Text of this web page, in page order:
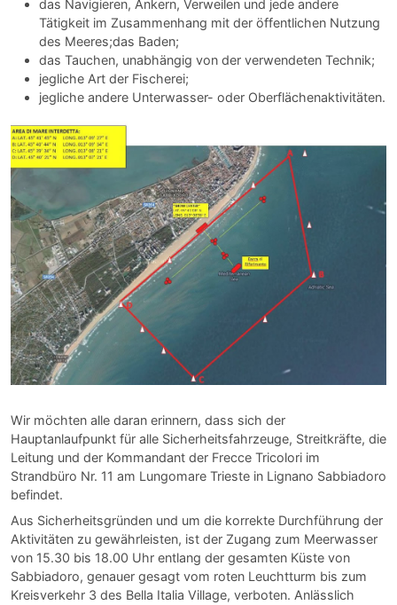
das Navigieren, Ankern, Verweilen und jede andere
Tätigkeit im Zusammenhang mit der öffentlichen Nutzung
des Meeres;das Baden;
das Tauchen, unabhängig von der verwendeten Technik;
jegliche Art der Fischerei;
jegliche andere Unterwasser- oder Oberflächenaktivitäten.
Wir möchten alle daran erinnern, dass sich der
Hauptanlaufpunkt für alle Sicherheitsfahrzeuge, Streitkräfte, die
Leitung und der Kommandant der Frecce Tricolori im
Strandbüro Nr. 11 am Lungomare Trieste in Lignano Sabbiadoro
befindet.
Aus Sicherheitsgründen und um die korrekte Durchführung der
Aktivitäten zu gewährleisten, ist der Zugang zum Meerwasser
von 15.30 bis 18.00 Uhr entlang der gesamten Küste von
Sabbiadoro, genauer gesagt vom roten Leuchtturm bis zum
Kreisverkehr 3 des Bella Italia Village, verboten. Anlässlich